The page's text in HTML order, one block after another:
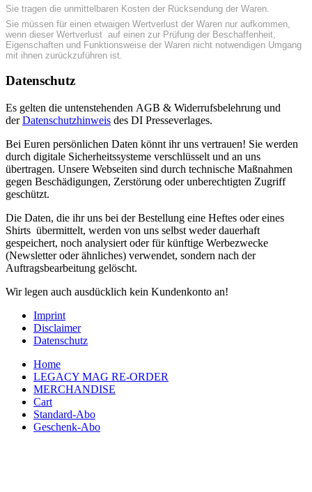
Sie tragen die unmittelbaren Kosten der Rücksendung der Waren.
Sie müssen für einen etwaigen Wertverlust der Waren nur aufkommen,
wenn dieser Wertverlust auf einen zur Prüfung der Beschaffenheit,
Eigenschaften und Funktionsweise der Waren nicht notwendigen Umgang
mit ihnen zurückzuführen ist.
Datenschutz
Es gelten die untenstehenden AGB & Widerrufsbelehrung und
derDatenschutzhinweis des DI Presseverlages.
Bei Euren persönlichen Daten könnt ihr uns vertrauen! Sie werden
durch digitale Sicherheitssysteme verschlüsselt und an uns
übertragen. Unsere Webseiten sind durch technische Maßnahmen
gegen Beschädigungen, Zerstörung oder unberechtigten Zugriff
geschützt.
Die Daten, die ihr uns bei der Bestellung eine Heftes oder eines
Shirts übermittelt, werden von uns selbst weder dauerhaft
gespeichert, noch analysiert oder für künftige Werbezwecke
(Newsletter oder ähnliches) verwendet, sondern nach der
Auftragsbearbeitung gelöscht.
Wir legen auch ausdücklich kein Kundenkonto an!
Imprint
Disclaimer
Datenschutz
Home
LEGACY MAG RE-ORDER
MERCHANDISE
Cart
Standard-Abo
Geschenk-Abo